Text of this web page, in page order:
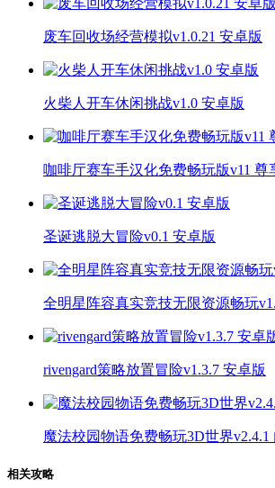
废车回收场经营模拟v1.0.21 安卓版
火柴人开车休闲挑战v1.0 安卓版
咖啡厅赛车手汉化免费畅玩版v11 尊
圣诞逃脱大冒险v0.1 安卓版
全明星阵容真实竞技无限资源畅玩
rivengard策略放置冒险v1.3.7 安卓版
魔法校园物语免费畅玩3D世界v2.4.1
相关攻略